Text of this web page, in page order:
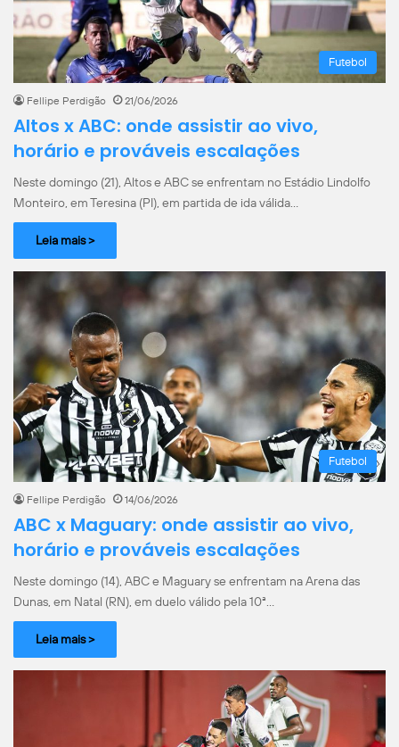
Futebol
Fellipe Perdigão 21/06/2026
Altos x ABC: onde assistir ao vivo,
horário e prováveis escalações
Neste domingo (21), Altos e ABC se enfrentam no Estádio Lindolfo
Monteiro, em Teresina (PI), em partida de ida válida…
Leia mais >
Futebol
Fellipe Perdigão 14/06/2026
ABC x Maguary: onde assistir ao vivo,
horário e prováveis escalações
Neste domingo (14), ABC e Maguary se enfrentam na Arena das
Dunas, em Natal (RN), em duelo válido pela 10ª…
Leia mais >